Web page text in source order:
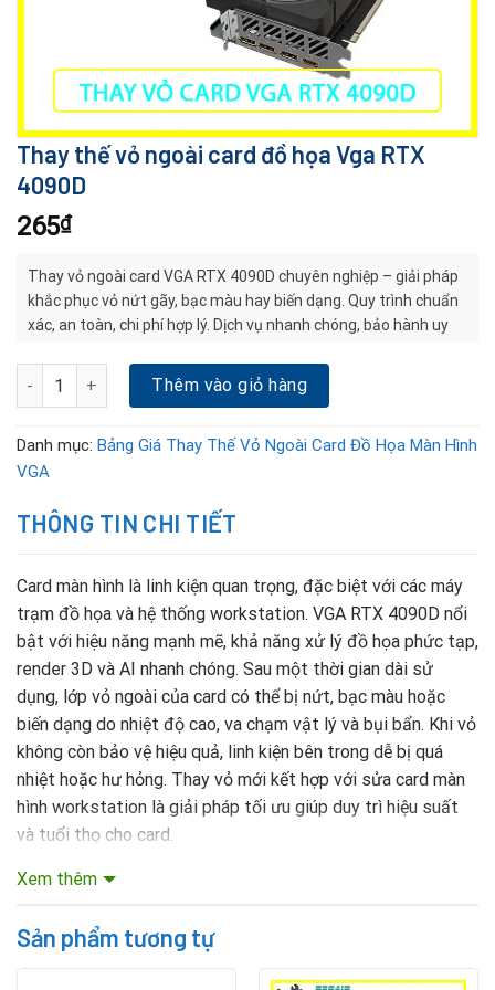
Thay thế vỏ ngoài card đồ họa Vga RTX
4090D
265₫
Thay vỏ ngoài card VGA RTX 4090D chuyên nghiệp – giải pháp
khắc phục vỏ nứt gãy, bạc màu hay biến dạng. Quy trình chuẩn
xác, an toàn, chi phí hợp lý. Dịch vụ nhanh chóng, bảo hành uy
Thay thế vỏ ngoài card đồ họa Vga RTX 4090D số lượng
Thêm vào giỏ hàng
Danh mục: Bảng Giá Thay Thế Vỏ Ngoài Card Đồ Họa Màn Hình
VGA
THÔNG TIN CHI TIẾT
Card màn hình là linh kiện quan trọng, đặc biệt với các máy
trạm đồ họa và hệ thống workstation. VGA RTX 4090D nổi
bật với hiệu năng mạnh mẽ, khả năng xử lý đồ họa phức tạp,
render 3D và AI nhanh chóng. Sau một thời gian dài sử
dụng, lớp vỏ ngoài của card có thể bị nứt, bạc màu hoặc
biến dạng do nhiệt độ cao, va chạm vật lý và bụi bẩn. Khi vỏ
không còn bảo vệ hiệu quả, linh kiện bên trong dễ bị quá
nhiệt hoặc hư hỏng. Thay vỏ mới kết hợp với sửa card màn
hình workstation là giải pháp tối ưu giúp duy trì hiệu suất
và tuổi thọ cho card.
Xem thêm
Sản phẩm tương tự